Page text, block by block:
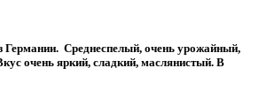
Германии. Среднеспелый, очень урожайный,
очень яркий, сладкий, маслянистый. В